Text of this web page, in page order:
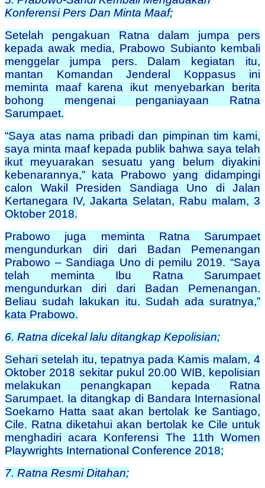
Konferensi Pers Dan Minta Maaf;
Setelah pengakuan Ratna dalam jumpa pers
kepada awak media, Prabowo Subianto kembali
menggelar jumpa pers. Dalam kegiatan itu,
mantan Komandan Jenderal Koppasus ini
meminta maaf karena ikut menyebarkan berita
bohong mengenai penganiayaan Ratna
Sarumpaet.
“Saya atas nama pribadi dan pimpinan tim kami,
saya minta maaf kepada publik bahwa saya telah
ikut meyuarakan sesuatu yang belum diyakini
kebenarannya,” kata Prabowo yang didampingi
calon Wakil Presiden Sandiaga Uno di Jalan
Kertanegara IV, Jakarta Selatan, Rabu malam, 3
Oktober 2018.
Prabowo juga meminta Ratna Sarumpaet
mengundurkan diri dari Badan Pemenangan
Prabowo – Sandiaga Uno di pemilu 2019. “Saya
telah meminta Ibu Ratna Sarumpaet
mengundurkan diri dari Badan Pemenangan.
Beliau sudah lakukan itu. Sudah ada suratnya,”
kata Prabowo.
6. Ratna dicekal lalu ditangkap Kepolisian;
Sehari setelah itu, tepatnya pada Kamis malam, 4
Oktober 2018 sekitar pukul 20.00 WIB, kepolisian
melakukan penangkapan kepada Ratna
Sarumpaet. Ia ditangkap di Bandara Internasional
Soekarno Hatta saat akan bertolak ke Santiago,
Cile. Ratna diketahui akan bertolak ke Cile untuk
menghadiri acara Konferensi The 11th Women
Playwrights International Conference 2018;
7. Ratna Resmi Ditahan;